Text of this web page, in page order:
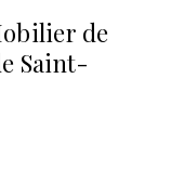
de
Saint-